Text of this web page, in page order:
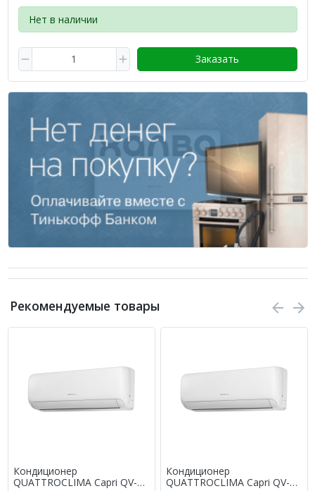
Нет в наличии
Заказать
Рекомендуемые товары
Кондиционер
QUATTROCLIMA Capri QV-
Кондиционер
QUATTROCLIMA Capri QV-